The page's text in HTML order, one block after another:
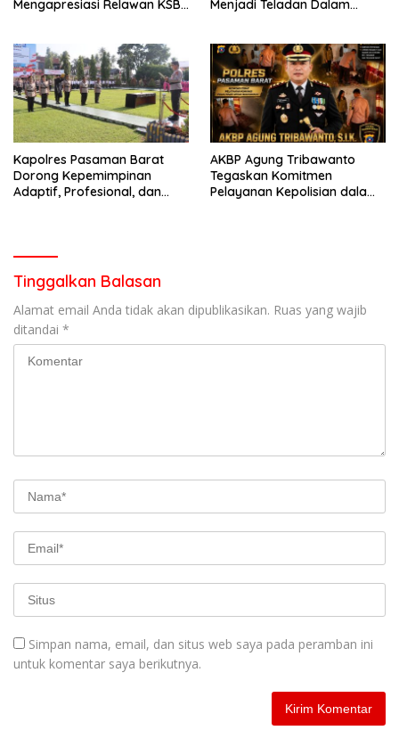
Mengapresiasi Relawan KSB
Bencana
Menjadi Teladan Dalam
Perlengkapan Keselamatan
Berkendara
Kapolres Pasaman Barat
Dorong Kepemimpinan
Adaptif, Profesional, dan
AKBP Agung Tribawanto
Tegaskan Komitmen
Pelayanan Kepolisian dalam
Tinggalkan Balasan
Alamat email Anda tidak akan dipublikasikan. Ruas yang wajib
ditandai *
Simpan nama, email, dan situs web saya pada peramban ini
untuk komentar saya berikutnya.